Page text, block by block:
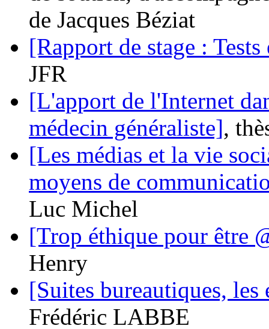
de Jacques Béziat
[Rapport de stage :
JFR
[L'apport de l'Internet
médecin généraliste],
[Les médias et la vie
moyens de
Luc Michel
[Trop éthique pour être
Henry
[Suites bureautiques,
Frédéric LABBE